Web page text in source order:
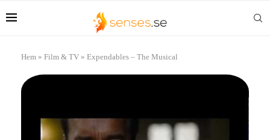
Hem » Film & TV » Expendables – The Musical